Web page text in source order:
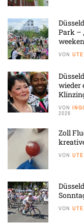
Park –
VON
wieder
VON
2026
Zoll
VON
VON